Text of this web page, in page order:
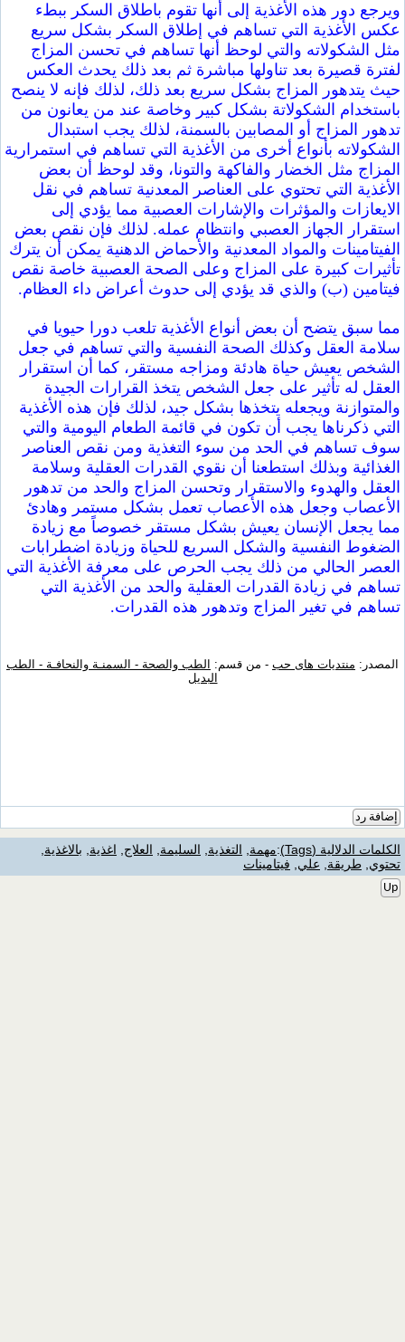
ويرجع دور هذه الأغذية إلى أنها تقوم باطلاق السكر ببطء
عكس الأغذية التي تساهم في إطلاق السكر بشكل سريع
مثل الشكولاته والتي لوحظ أنها تساهم في تحسن المزاج
لفترة قصيرة بعد تناولها مباشرة ثم بعد ذلك يحدث العكس
حيث يتدهور المزاج بشكل سريع بعد ذلك، لذلك فإنه لا ينصح
باستخدام الشكولاتة بشكل كبير وخاصة عند من يعانون من
تدهور المزاج أو المصابين بالسمنة، لذلك يجب استبدال
الشكولاته بأنواع أخرى من الأغذية التي تساهم في استمرارية
المزاج مثل الخضار والفاكهة والتونا، وقد لوحظ أن بعض
الأغذية التي تحتوي على العناصر المعدنية تساهم في نقل
الايعازات والمؤثرات والإشارات العصبية مما يؤدي إلى
استقرار الجهاز العصبي وانتظام عمله. لذلك فإن نقص بعض
الفيتامينات والمواد المعدنية والأحماض الدهنية يمكن أن يترك
تأثيرات كبيرة على المزاج وعلى الصحة العصبية خاصة نقص
فيتامين (ب) والذي قد يؤدي إلى حدوث أعراض داء العظام.
مما سبق يتضح أن بعض أنواع الأغذية تلعب دورا حيويا في
سلامة العقل وكذلك الصحة النفسية والتي تساهم في جعل
الشخص يعيش حياة هادئة ومزاجه مستقر، كما أن استقرار
العقل له تأثير على جعل الشخص يتخذ القرارات الجيدة
والمتوازنة ويجعله يتخذها بشكل جيد، لذلك فإن هذه الأغذية
التي ذكرناها يجب أن تكون في قائمة الطعام اليومية والتي
سوف تساهم في الحد من سوء التغذية ومن نقص العناصر
الغذائية وبذلك استطعنا أن نقوي القدرات العقلية وسلامة
العقل والهدوء والاستقرار وتحسن المزاج والحد من تدهور
الأعصاب وجعل هذه الأعصاب تعمل بشكل مستمر وهادئ
مما يجعل الإنسان يعيش بشكل مستقر خصوصاً مع زيادة
الضغوط النفسية والشكل السريع للحياة وزيادة اضطرابات
العصر الحالي من ذلك يجب الحرص على معرفة الأغذية التي
تساهم في زيادة القدرات العقلية والحد من الأغذية التي
تساهم في تغير المزاج وتدهور هذه القدرات.
المصدر: منتديات هاى حب - من قسم: الطب والصحة - السمنـة والنحافـة - الطب
البديل
إضافة رد
الكلمات الدلالية (Tags) :مهمة, التغذية, السليمة, العلاج, اغذية, بالاغذية,
تحتوي, طريقة, علي, فيتامينات
Up